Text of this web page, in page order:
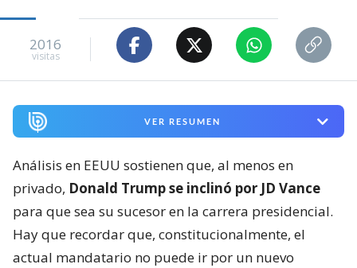
2016
visitas
VER RESUMEN
Análisis en EEUU sostienen que, al menos en
privado, Donald Trump se inclinó por JD Vance
para que sea su sucesor en la carrera presidencial.
Hay que recordar que, constitucionalmente, el
actual mandatario no puede ir por un nuevo